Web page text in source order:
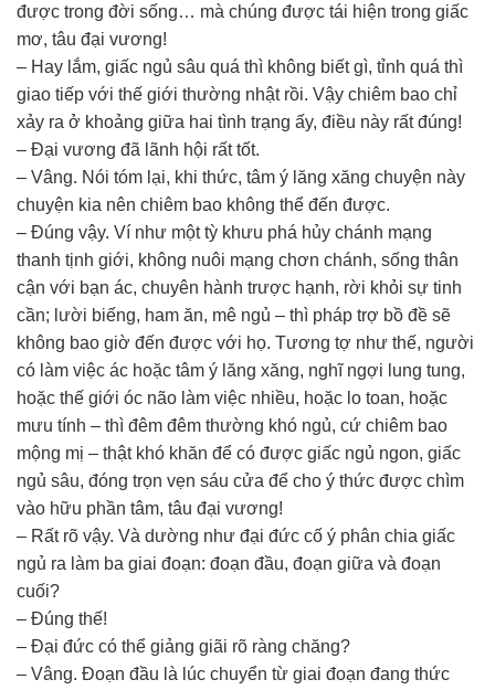
được trong đời sống… mà chúng được tái hiện trong giấc
mơ, tâu đại vương!
– Hay lắm, giấc ngủ sâu quá thì không biết gì, tỉnh quá thì
giao tiếp với thế giới thường nhật rồi. Vậy chiêm bao chỉ
xảy ra ở khoảng giữa hai tình trạng ấy, điều này rất đúng!
– Đại vương đã lãnh hội rất tốt.
– Vâng. Nói tóm lại, khi thức, tâm ý lăng xăng chuyện này
chuyện kia nên chiêm bao không thể đến được.
– Đúng vậy. Ví như một tỳ khưu phá hủy chánh mạng
thanh tịnh giới, không nuôi mạng chơn chánh, sống thân
cận với bạn ác, chuyên hành trược hạnh, rời khỏi sự tinh
cần; lười biếng, ham ăn, mê ngủ – thì pháp trợ bồ đề sẽ
không bao giờ đến được với họ. Tương tợ như thế, người
có làm việc ác hoặc tâm ý lăng xăng, nghĩ ngợi lung tung,
hoặc thế giới óc não làm việc nhiều, hoặc lo toan, hoặc
mưu tính – thì đêm đêm thường khó ngủ, cứ chiêm bao
mộng mị – thật khó khăn để có được giấc ngủ ngon, giấc
ngủ sâu, đóng trọn vẹn sáu cửa để cho ý thức được chìm
vào hữu phần tâm, tâu đại vương!
– Rất rõ vậy. Và dường như đại đức cố ý phân chia giấc
ngủ ra làm ba giai đoạn: đoạn đầu, đoạn giữa và đoạn
cuối?
– Đúng thế!
– Đại đức có thể giảng giãi rõ ràng chăng?
– Vâng. Đoạn đầu là lúc chuyển từ giai đoạn đang thức